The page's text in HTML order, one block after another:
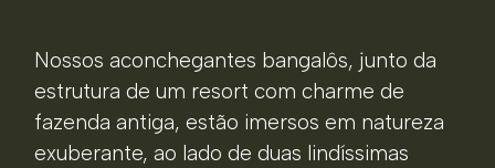
Nossos aconchegantes bangalôs, junto da
estrutura de um resort com charme de
fazenda antiga, estão imersos em natureza
exuberante, ao lado de duas lindíssimas